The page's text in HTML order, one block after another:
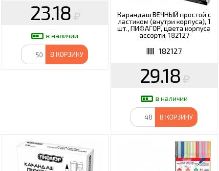
23.18
в наличии
В КОРЗИНУ
Карандаш ВЕЧНЫЙ простой с
ластиком (внутри корпуса), 1
шт., ПИФАГОР, цвета корпуса
ассорти, 182127
182127
29.18
в наличии
В КОРЗИНУ